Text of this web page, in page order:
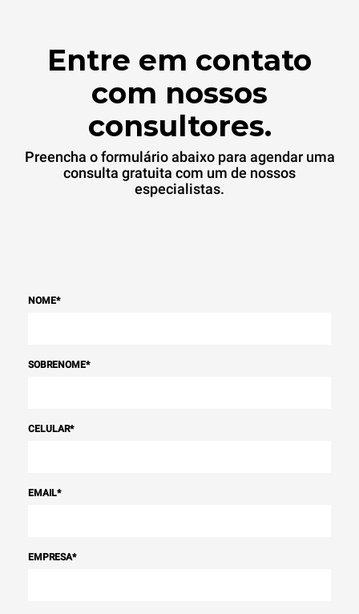
Entre em contato
com nossos
consultores.
Preencha o formulário abaixo para agendar uma
consulta gratuita com um de nossos
especialistas.
NOME*
SOBRENOME*
CELULAR*
EMAIL*
EMPRESA*